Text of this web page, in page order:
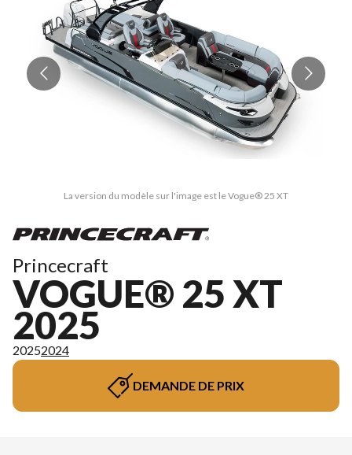
La version du modèle sur l'image est le Vogue® 25 XT
Princecraft
VOGUE® 25 XT
2025
20252024
DEMANDE DE PRIX